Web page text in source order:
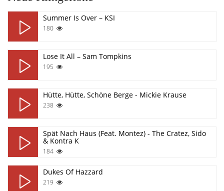
Summer Is Over – KSI
180
Lose It All – Sam Tompkins
195
Hütte, Hütte, Schöne Berge - Mickie Krause
238
Spät Nach Haus (Feat. Montez) - The Cratez, Sido
& Kontra K
184
Dukes Of Hazzard
219